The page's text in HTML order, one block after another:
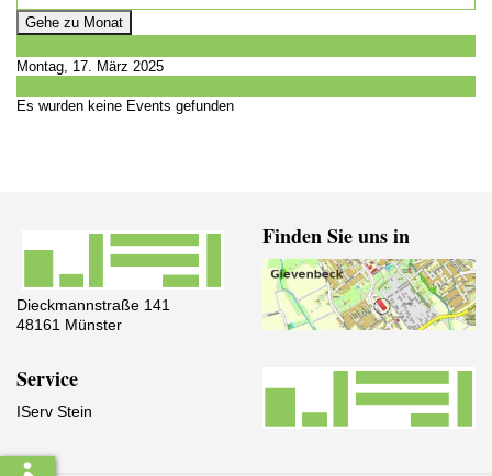
Gehe zu Monat
Montag, 17. März 2025
Es wurden keine Events gefunden
Dieckmannstraße 141
48161 Münster
Finden Sie uns in
Service
IServ Stein